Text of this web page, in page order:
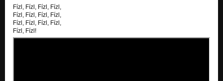
Barevný svět
PodStav
Fízl, Fízl, Fízl, Fízl,
Fízl, Fízl, Fízl, Fízl,
Fízl, Fízl, Fízl, Fízl,
Fízl, Fízl!